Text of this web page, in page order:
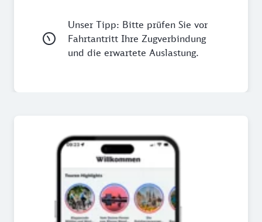
Unser Tipp: Bitte prüfen Sie vor
Fahrtantritt Ihre Zugverbindung
und die erwartete Auslastung.